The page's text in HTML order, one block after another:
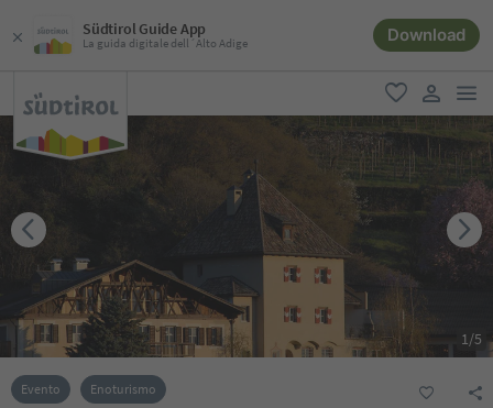
Südtirol Guide App
La guida digitale dell´Alto Adige Download
favoriti
user link
1/5
Evento Enoturismo